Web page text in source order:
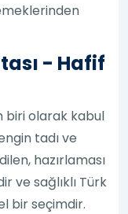
- Hafif
biri olarak kabul
tadı ve
hazırlaması
ve sağlıklı Türk
bir seçimdir.